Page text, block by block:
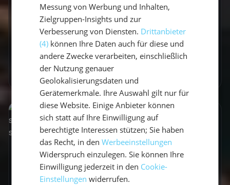
Seemeilenbestätigung: Was sie ist, wie viele
Meilen du für SKS, SSS und SHS brauchst und
wie du sie korrekt nachweist.
30. Juni 2026
Mehr erfahren
Messung von Werbung und Inhalten,
Zielgruppen-Insights und zur
Verbesserung von Diensten. Drittanbieter
(4) können Ihre Daten auch für diese und
andere Zwecke verarbeiten, einschließlich
der Nutzung genauer
Geolokalisierungsdaten und
Gerätemerkmale. Ihre Auswahl gilt nur für
diese Website. Einige Anbieter können
sich statt auf Ihre Einwilligung auf
berechtigte Interessen stützen; Sie haben
das Recht, in denWerbeeinstellungen
Widerspruch einzulegen. Sie können Ihre
Einwilligung jederzeit in den Cookie-
Einstellungen widerrufen.